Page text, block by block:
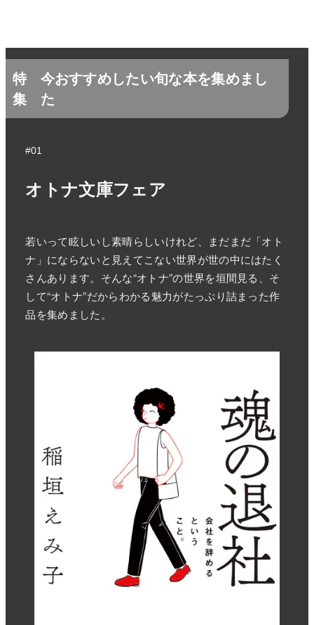
特
集
今おすすめしたい旬な本を集めまし
た
#01
オトナ文庫フェア
若いって眩しいし素晴らしいけれど、まだまだ「オト
ナ」にならないと見えてこない世界が世の中にはたく
さんあります。そんな“オトナ”の世界を垣間見る、そ
して“オトナ”だからわかる魅力がたっぷり詰まった作
品を集めました。